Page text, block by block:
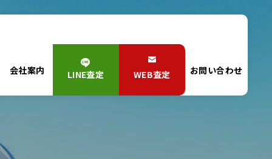
会社案内 LINE査定 WEB査定 お問い合わせ